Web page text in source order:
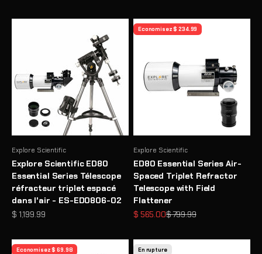
Explore Scientific
Explore Scientific ED80
Essential Series Télescope
réfracteur triplet espacé
dans l'air - ES-ED0806-02
Prix de vente
$ 1,199.99
Economisez $ 234.99
Explore Scientific
ED80 Essential Series Air-
Spaced Triplet Refractor
Telescope with Field
Flattener
Prix de vente
$ 565.00Prix normal
$ 799.99
Economisez $ 69.98 En rupture